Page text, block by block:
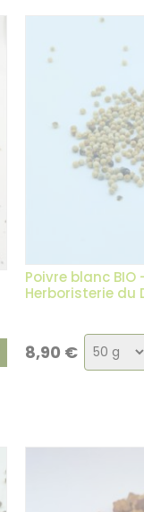
Poivre blanc
Herboristerie du
8,90 €
Choix
de